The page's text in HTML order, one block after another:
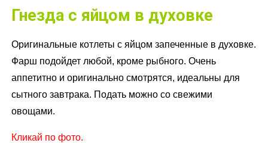
Гнезда с яйцом в духовке
Оригинальные котлеты с яйцом запеченные в духовке.
Фарш подойдет любой, кроме рыбного. Очень
аппетитно и оригинально смотрятся, идеальны для
сытного завтрака. Подать можно со свежими
овощами.
Кликай по фото.